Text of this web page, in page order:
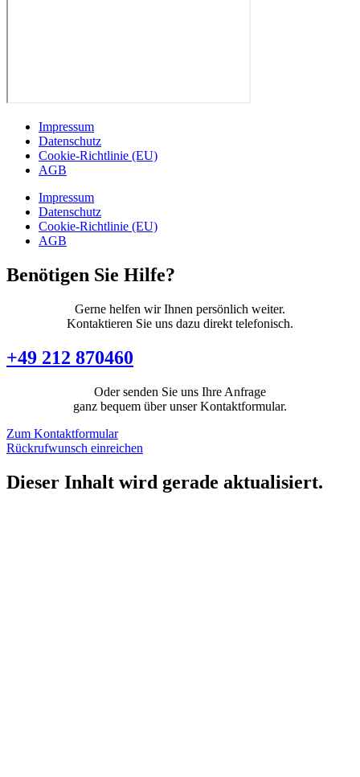
Impressum
Datenschutz
Cookie-Richtlinie (EU)
AGB
Impressum
Datenschutz
Cookie-Richtlinie (EU)
AGB
Benötigen Sie Hilfe?
Gerne helfen wir Ihnen persönlich weiter.
Kontaktieren Sie uns dazu direkt telefonisch.
+49 212 870460
Oder senden Sie uns Ihre Anfrage
ganz bequem über unser Kontaktformular.
Zum Kontaktformular
Rückrufwunsch einreichen
Dieser Inhalt wird gerade aktualisiert.